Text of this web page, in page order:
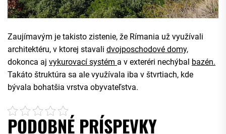
Zaujímavým je takisto zistenie, že Rímania už využívali
architektéru, v ktorej stavali dvojposchodové domy,
dokonca aj vykurovací systém a v exteréri nechýbal bazén.
Takáto štruktúra sa ale využívala iba v štvrtiach, kde
bývala bohatšia vrstva obyvateľstva.
PODOBNÉ PRÍSPEVKY